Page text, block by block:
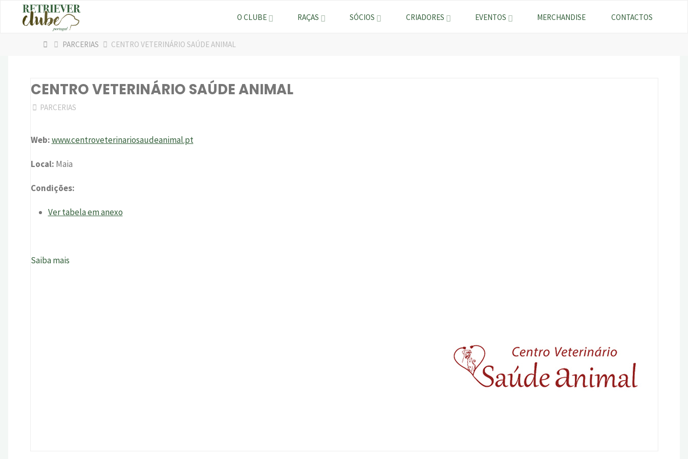
O CLUBE RAÇAS SÓCIOS CRIADORES EVENTOS MERCHANDISE CONTACTOS
HOMEPARCERIAS CENTRO VETERINÁRIO SAÚDE ANIMAL
CENTRO VETERINÁRIO SAÚDE ANIMAL
PARCERIAS
Web:www.centroveterinariosaudeanimal.pt
Local: Maia
Condições:
Ver tabela em anexo
Saiba mais